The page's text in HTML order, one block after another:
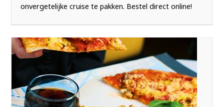
onvergetelijke cruise te pakken. Bestel direct online!